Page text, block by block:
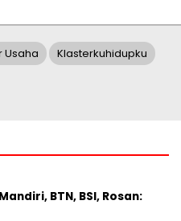
Usaha Klasterkuhidupku
BTN, BSI, Rosan: